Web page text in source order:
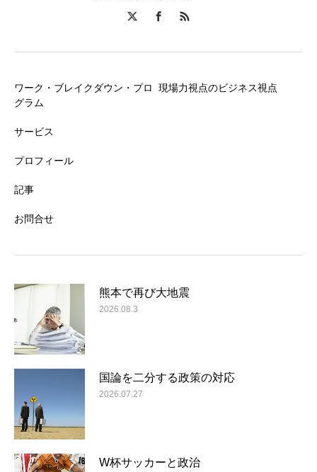
ワーク・ブレイクダウン・プロ
グラム
サービス
プロフィール
記事
お問合せ
現場力視点のビジネス視点
熊本で再び大地震
2026.08.3
国論を二分する政策の対応
2026.07.27
W杯サッカーと政治